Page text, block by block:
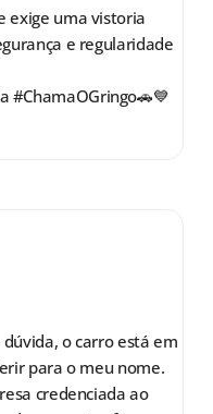
exige uma vistoria
e regularidade
#ChamaOGringo🚗💙
o carro está em
para o meu nome.
credenciada ao